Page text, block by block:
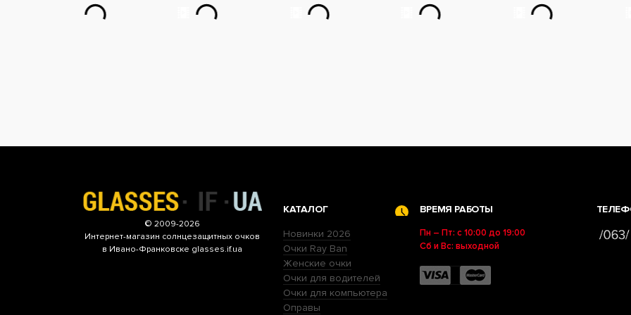
© 2009-2026
Интернет-магазин солнцезащитных очков
в Ивано-Франковске glasses.if.ua
КАТАЛОГ
Новинки 2026
Очки Ray Ban
Женские очки
Очки для водителей
Очки для компьютера
Оправы
ВРЕМЯ РАБОТЫ
Пн – Пт: с 10:00 до 19:00
Сб и Вс: выходной